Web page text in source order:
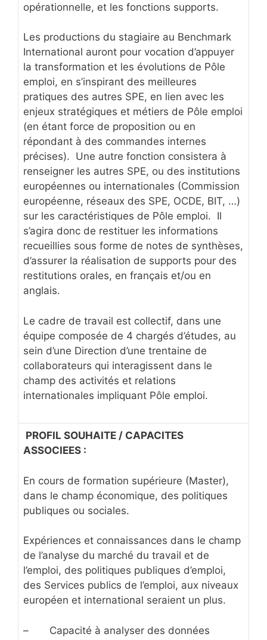
opérationnelle, et les fonctions supports.
Les productions du stagiaire au Benchmark
International auront pour vocation d’appuyer
la transformation et les évolutions de Pôle
emploi, en s’inspirant des meilleures
pratiques des autres SPE, en lien avec les
enjeux stratégiques et métiers de Pôle emploi
(en étant force de proposition ou en
répondant à des commandes internes
précises). Une autre fonction consistera à
renseigner les autres SPE, ou des institutions
européennes ou internationales (Commission
européenne, réseaux des SPE, OCDE, BIT, …)
sur les caractéristiques de Pôle emploi. Il
s’agira donc de restituer les informations
recueillies sous forme de notes de synthèses,
d’assurer la réalisation de supports pour des
restitutions orales, en français et/ou en
anglais.
Le cadre de travail est collectif, dans une
équipe composée de 4 chargés d’études, au
sein d’une Direction d’une trentaine de
collaborateurs qui interagissent dans le
champ des activités et relations
internationales impliquant Pôle emploi.
PROFIL SOUHAITE / CAPACITES
ASSOCIEES :
En cours de formation supérieure (Master),
dans le champ économique, des politiques
publiques ou sociales.
Expériences et connaissances dans le champ
de l’analyse du marché du travail et de
l’emploi, des politiques publiques d’emploi,
des Services publics de l’emploi, aux niveaux
européen et international seraient un plus.
– Capacité à analyser des données